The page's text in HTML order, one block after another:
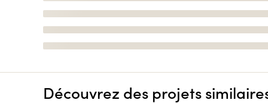
Découvrez des projets